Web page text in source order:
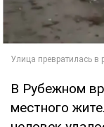
В Рубежном
местного